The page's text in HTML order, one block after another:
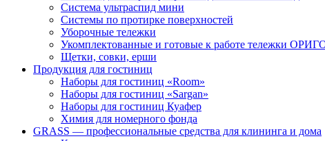
Система ультраспид мини
Системы по протирке поверхностей
Уборочные тележки
Укомплектованные и готовые к работе тележки
Щетки, совки, ерши
Продукция для гостиниц
Наборы для гостиниц «Room»
Наборы для гостиниц «Sargan»
Наборы для гостиниц Куафер
Химия для номерного фонда
GRASS — профессиональные средства для клининга и дома